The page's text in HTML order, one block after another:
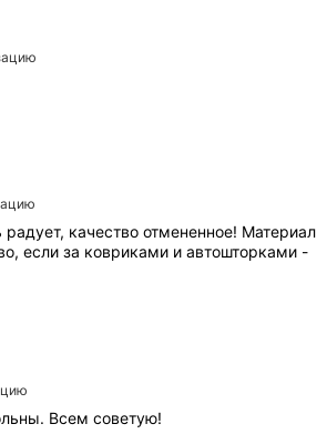
качество отмененное! Материал
если за ковриками и автошторками -
Всем советую!